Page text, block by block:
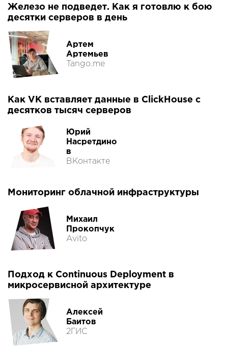
Железо не подведет. Как я готовлю к бою
десятки серверов в день
Артем
Артемьев
Tango.me
Как VK вставляет данные в ClickHouse с
десятков тысяч серверов
Юрий
Насретдино
в
ВКонтакте
Мониторинг облачной инфраструктуры
Михаил
Прокопчук
Avito
Подход к Continuous Deployment в
микросервисной архитектуре
Алексей
Баитов
2ГИС